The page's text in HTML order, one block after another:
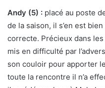
Andy (5) : placé au poste
de la saison, il s’en est
correcte. Précieux dans les
mis en difficulté par
son couloir pour apporter
toute la rencontre il n’a